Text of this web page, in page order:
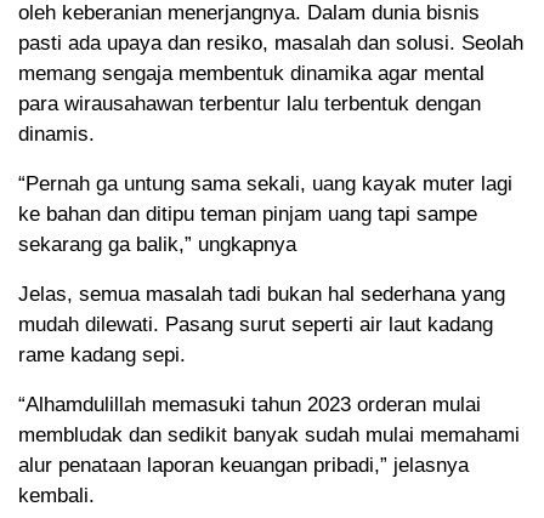
oleh keberanian menerjangnya. Dalam dunia bisnis
pasti ada upaya dan resiko, masalah dan solusi. Seolah
memang sengaja membentuk dinamika agar mental
para wirausahawan terbentur lalu terbentuk dengan
dinamis.
“Pernah ga untung sama sekali, uang kayak muter lagi
ke bahan dan ditipu teman pinjam uang tapi sampe
sekarang ga balik,” ungkapnya
Jelas, semua masalah tadi bukan hal sederhana yang
mudah dilewati. Pasang surut seperti air laut kadang
rame kadang sepi.
“Alhamdulillah memasuki tahun 2023 orderan mulai
membludak dan sedikit banyak sudah mulai memahami
alur penataan laporan keuangan pribadi,” jelasnya
kembali.